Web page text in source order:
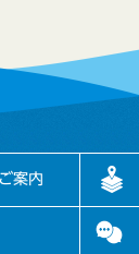
案内